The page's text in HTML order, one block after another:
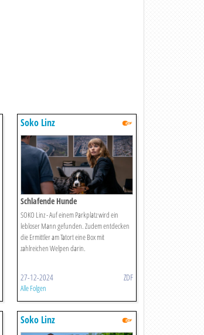
Soko Linz
Schlafende Hunde
SOKO Linz - Auf einem Parkplatz wird ein
lebloser Mann gefunden. Zudem entdecken
die Ermittler am Tatort eine Box mit
zahlreichen Welpen darin.
27-12-2024 ZDF
Alle Folgen
Soko Linz